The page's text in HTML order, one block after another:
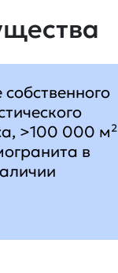
>100 000 м²
в